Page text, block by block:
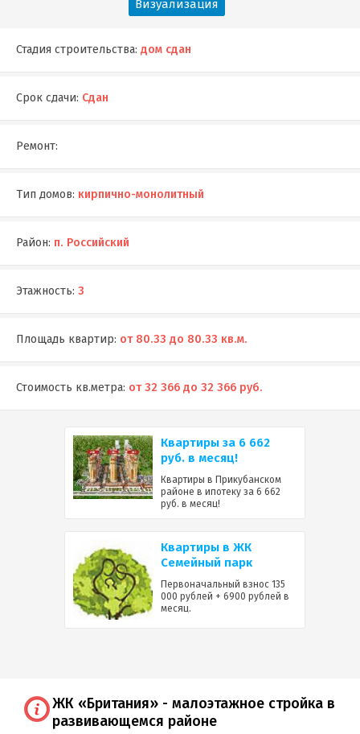
Визуализация
Стадия строительства: дом сдан
Срок сдачи: Сдан
Ремонт:
Тип домов: кирпично-монолитный
Район: п. Российский
Этажность: 3
Площадь квартир: от 80.33 до 80.33 кв.м.
Стоимость кв.метра: от 32 366 до 32 366 руб.
Квартиры за 6 662
руб. в месяц!
Квартиры в Прикубанском
районе в ипотеку за 6 662
руб. в месяц!
Квартиры в ЖК
Семейный парк
Первоначальный взнос 135
000 рублей + 6900 рублей в
месяц.
ЖК «Британия» - малоэтажное стройка в
развивающемся районе